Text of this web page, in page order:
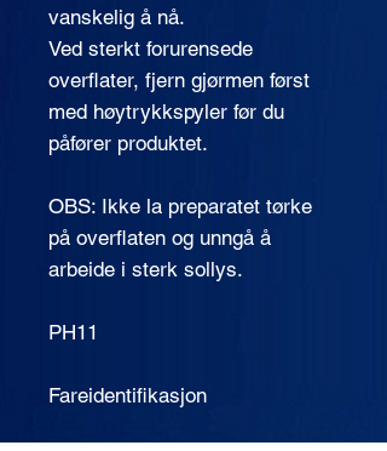
vanskelig å nå.
Ved sterkt forurensede
overflater, fjern gjørmen først
med høytrykkspyler før du
påfører produktet.
OBS: Ikke la preparatet tørke
på overflaten og unngå å
arbeide i sterk sollys.
PH11
Fareidentifikasjon